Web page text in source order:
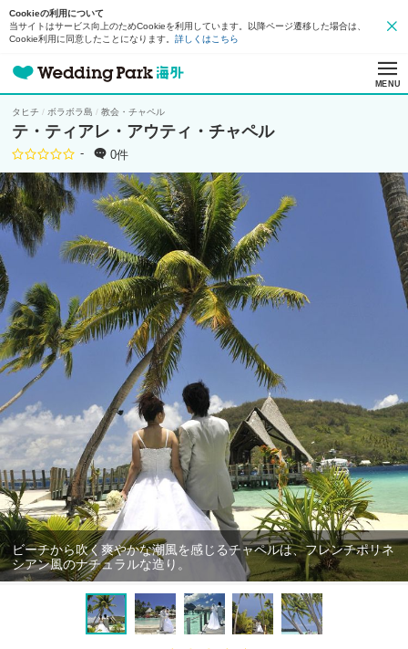
Cookieの利用について
当サイトはサービス向上のためCookieを利用しています。以降ページ遷移した場合は、
Cookie利用に同意したことになります。 詳しくはこちら
MENU
タヒチ ボラボラ島 教会・チャペル
テ・ティアレ・アウティ・チャペル
- 0件
ビーチから吹く爽やかな潮風を感じるチャペルは、フレンチポリネ
シアン風のナチュラルな造り。